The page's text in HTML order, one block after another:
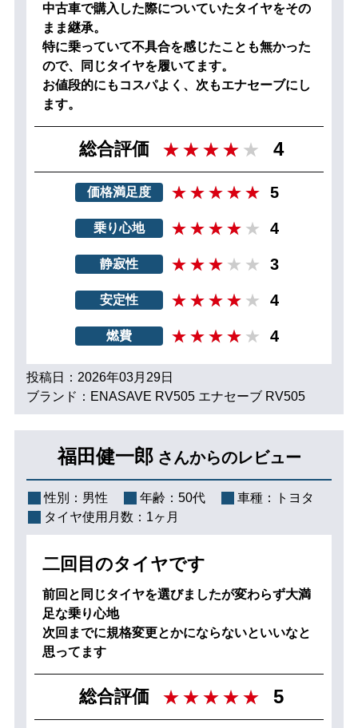
中古車で購入した際についていたタイヤをその
まま継承。
特に乗っていて不具合を感じたことも無かった
ので、同じタイヤを履いてます。
お値段的にもコスパよく、次もエナセーブにし
ます。
総合評価 4
価格満足度 5
乗り心地 4
静寂性 3
安定性 4
燃費 4
投稿日：2026年03月29日
ブランド：ENASAVE RV505 エナセーブ RV505
福田健一郎 さんからのレビュー
性別： 男性 年齢： 50代 車種：
トヨタ
タイヤ使用月数： 1ヶ月
二回目のタイヤです
前回と同じタイヤを選びましたが変わらず大満
足な乗り心地
次回までに規格変更とかにならないといいなと
思ってます
総合評価 5